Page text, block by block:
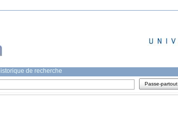
de recherche
Passe-partout